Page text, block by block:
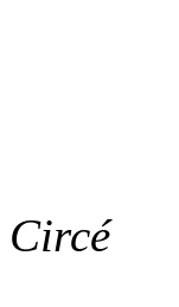
Circé